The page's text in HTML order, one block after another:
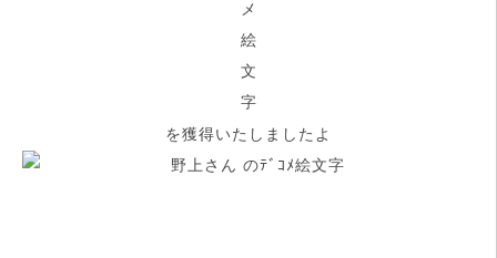
を獲得いたしましたよ